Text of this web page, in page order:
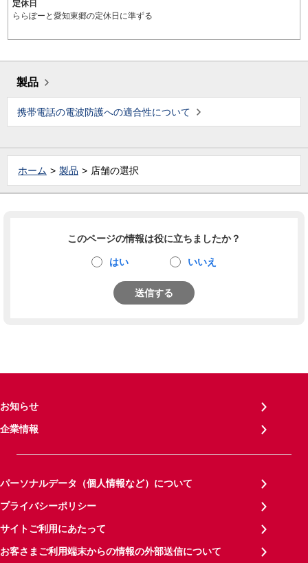
定休日
ららぽーと愛知東郷の定休日に準ずる
製品
携帯電話の電波防護への適合性について
ホーム 製品 店舗の選択
このページの情報は役に立ちましたか？
はい いいえ
送信する
お知らせ
企業情報
パーソナルデータ（個人情報など）について
プライバシーポリシー
サイトご利用にあたって
お客さまご利用端末からの情報の外部送信について